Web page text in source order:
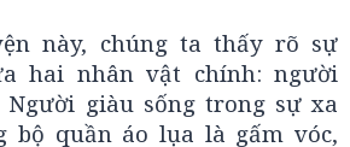
này, chúng ta thấy rõ sự
hai nhân vật chính: người
Người giàu sống trong sự xa
bộ quần áo lụa là gấm vóc,